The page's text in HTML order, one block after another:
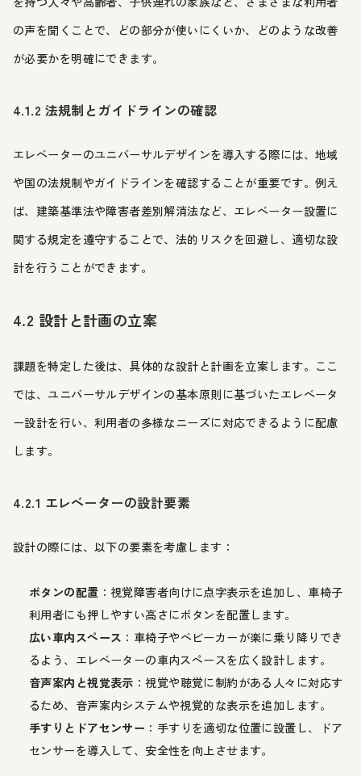
の声を聞くことで、どの部分が使いにくいか、どのような改善
が必要かを明確にできます。
4.1.2 法規制とガイドラインの確認
エレベーターのユニバーサルデザインを導入する際には、地域
や国の法規制やガイドラインを確認することが重要です。例え
ば、建築基準法や障害者差別解消法など、エレベーター設置に
関する規定を遵守することで、法的リスクを回避し、適切な設
計を行うことができます。
4.2 設計と計画の立案
課題を特定した後は、具体的な設計と計画を立案します。ここ
では、ユニバーサルデザインの基本原則に基づいたエレベータ
ー設計を行い、利用者の多様なニーズに対応できるように配慮
します。
4.2.1 エレベーターの設計要素
設計の際には、以下の要素を考慮します：
ボタンの配置 ：視覚障害者向けに点字表示を追加し、車椅子
利用者にも押しやすい高さにボタンを配置します。
広い車内スペース ：車椅子やベビーカーが楽に乗り降りでき
るよう、エレベーターの車内スペースを広く設計します。
音声案内と視覚表示 ：視覚や聴覚に制約がある人々に対応す
るため、音声案内システムや視覚的な表示を追加します。
手すりとドアセンサー ：手すりを適切な位置に設置し、ドア
センサーを導入して、安全性を向上させます。